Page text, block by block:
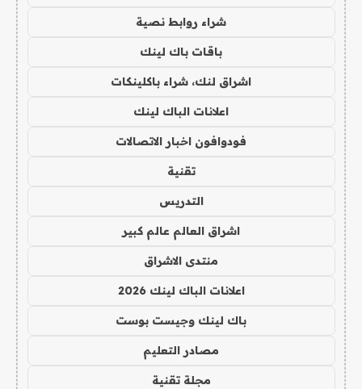
شراء روابط نصية
باقات باك لينك
اشراق لنك، شراء باكلينكات
اعلانات الباك لينك
فودوافون اخبار الاتصالات
تقنية
التدريس
اشراق العالم عالم كبير
منتدى الاشراق
اعلانات الباك لينك 2026
باك لينك وجيست بوست
مصادر التعليم
مجلة تقنية